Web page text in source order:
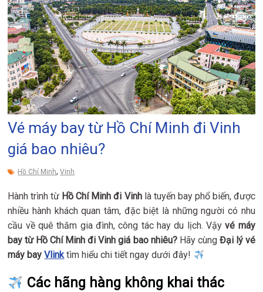
tâm
Vé máy bay từ Hồ Chí Minh đi Vinh
giá bao nhiêu?
Hồ Chí Minh,Vinh
Hành trình từ Hồ Chí Minh đi Vinhlà tuyến bay phổ biến, được
nhiều hành khách quan tâm, đặc biệt là những người có nhu
cầu về quê thăm gia đình, công tác hay du lịch. Vậyvé máy
bay từ Hồ Chí Minh đi Vinh giá bao nhiêu?Hãy cùng Đại lý vé
máy bayVlinktìm hiểu chi tiết ngay dưới đây!
Các hãng hàng không khai thác